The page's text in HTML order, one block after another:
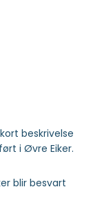
beskrivelse
i Øvre Eiker.
blir besvart